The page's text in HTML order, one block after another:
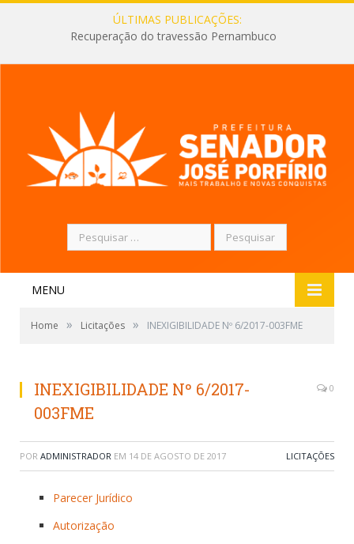
ÚLTIMAS PUBLICAÇÕES:
Recuperação do travessão Pernambuco
Pesquisar
por:
MENU
Home » Licitações » INEXIGIBILIDADE Nº 6/2017-003FME
INEXIGIBILIDADE Nº 6/2017-
003FME
0
POR ADMINISTRADOR EM 14 DE AGOSTO DE 2017 LICITAÇÕES
Parecer Jurídico
Autorização